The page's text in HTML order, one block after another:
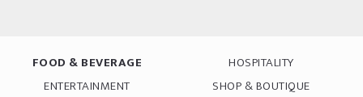
FOOD & BEVERAGE
HOSPITALITY
ENTERTAINMENT
SHOP & BOUTIQUE